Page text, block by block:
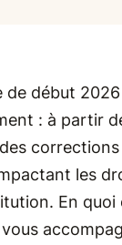
de début
: à partir
les
En quoi